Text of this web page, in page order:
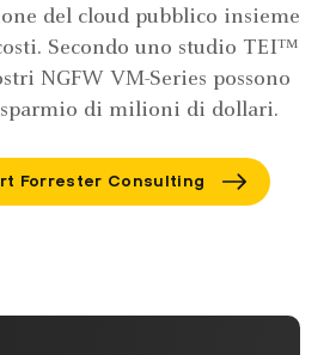
del cloud pubblico insieme
Secondo uno studio TEI™
NGFW VM-Series possono
di milioni di dollari.
Forrester Consulting